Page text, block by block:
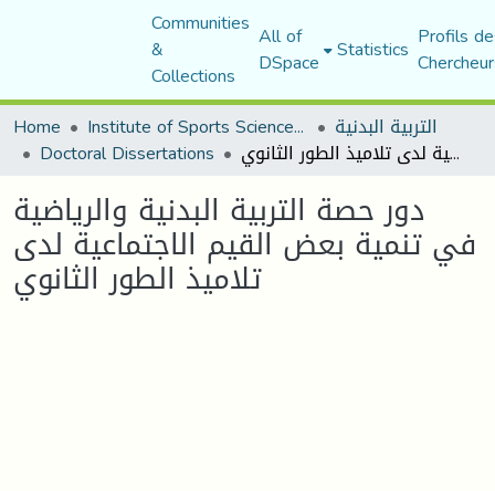
Communities
&
Collections
All of
DSpace Statistics Profils
Home
Institute of Sports Sciences and Techniques التربية البدنية
Doctoral Dissertations دور حصة التربية البدنية والرياضية في تنمية بعض القيم الاجتماعية لدى تلاميذ الطور الثانوي
دور حصة التربية البدنية والرياضية
في تنمية بعض القيم الاجتماعية لدى
تلاميذ الطور الثانوي